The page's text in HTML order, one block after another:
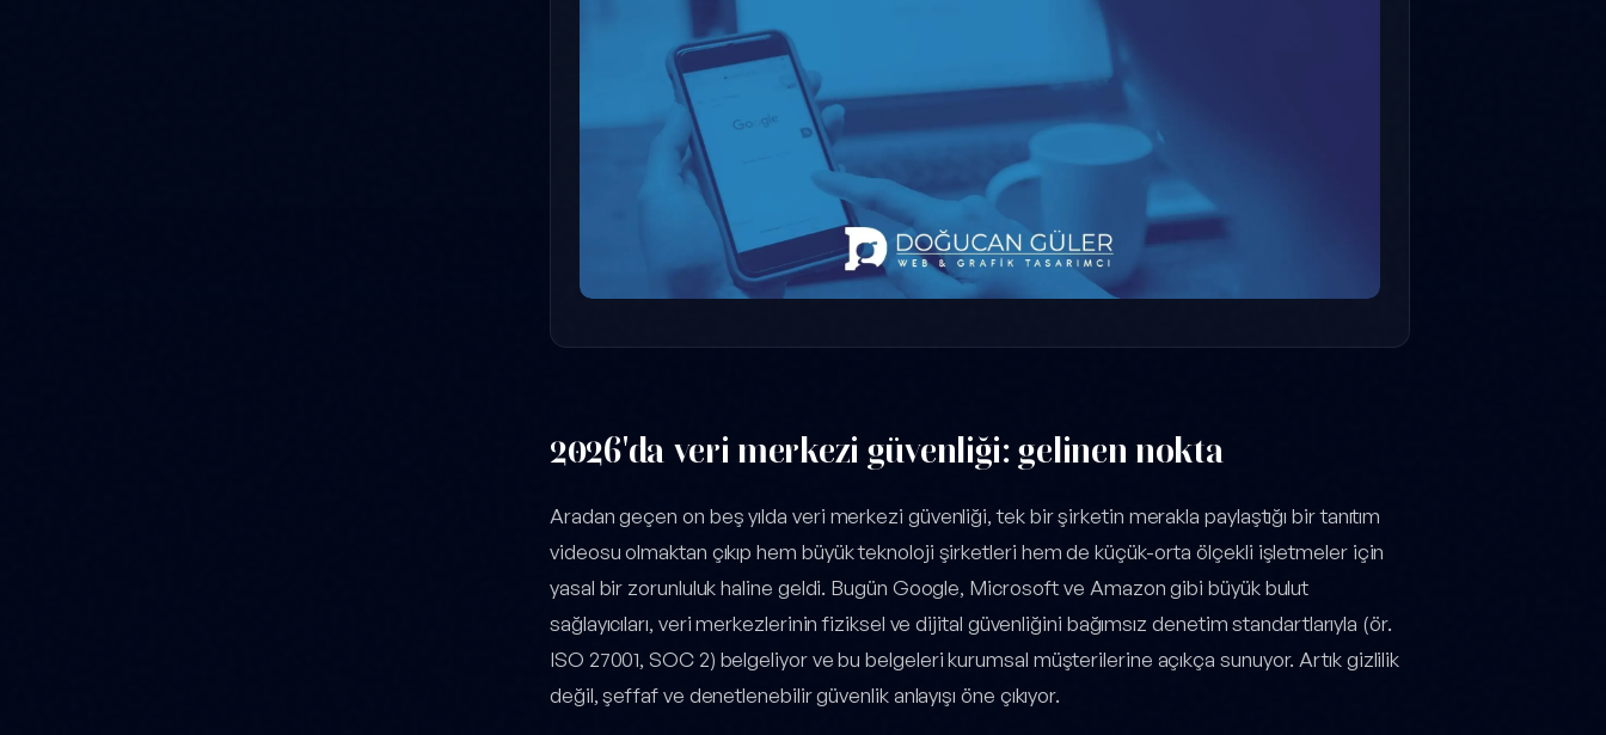
2026'da veri merkezi güvenliği: gelinen nokta
Aradan geçen on beş yılda veri merkezi güvenliği, tek bir şirketin merakla paylaştığı bir tanıtım
videosu olmaktan çıkıp hem büyük teknoloji şirketleri hem de küçük-orta ölçekli işletmeler için
yasal bir zorunluluk haline geldi. Bugün Google, Microsoft ve Amazon gibi büyük bulut
sağlayıcıları, veri merkezlerinin fiziksel ve dijital güvenliğini bağımsız denetim standartlarıyla (ör.
ISO 27001, SOC 2) belgeliyor ve bu belgeleri kurumsal müşterilerine açıkça sunuyor. Artık gizlilik
değil, şeffaf ve denetlenebilir güvenlik anlayışı öne çıkıyor.